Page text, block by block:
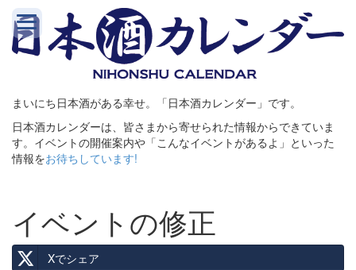
まいにち日本酒がある幸せ。「日本酒カレンダー」です。
日本酒カレンダーは、皆さまから寄せられた情報からできていま
す。イベントの開催案内や「こんなイベントがあるよ」といった
情報をお待ちしています!
イベントの修正
Xでシェア